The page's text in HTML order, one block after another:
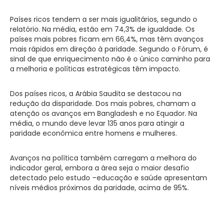
Países ricos tendem a ser mais igualitários, segundo o
relatório. Na média, estão em 74,3% de igualdade. Os
países mais pobres ficam em 66,4%, mas têm avanços
mais rápidos em direção à paridade. Segundo o Fórum, é
sinal de que enriquecimento não é o único caminho para
a melhoria e políticas estratégicas têm impacto.
Dos países ricos, a Arábia Saudita se destacou na
redução da disparidade. Dos mais pobres, chamam a
atenção os avanços em Bangladesh e no Equador. Na
média, o mundo deve levar 135 anos para atingir a
paridade econômica entre homens e mulheres.
Avanços na política também carregam a melhora do
indicador geral, embora a área seja o maior desafio
detectado pelo estudo –educação e saúde apresentam
níveis médios próximos da paridade, acima de 95%.